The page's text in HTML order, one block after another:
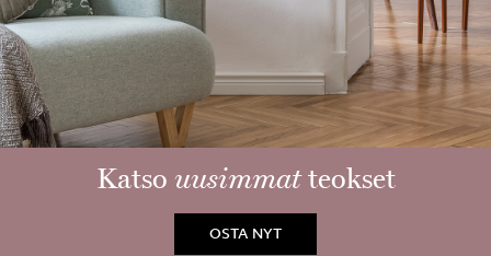
Katso uusimmatteokset
OSTA NYT